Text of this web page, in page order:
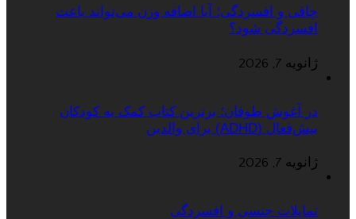
چاقی و افسردگی؛ آیا اضافه وزن می‌تواند باعث
افسردگی شود؟
ژانویه 7, 2026
در آغوش طوفان؛ برترین کتاب کمک به کودکان
بیش‌فعال (ADHD) برای والدین
ژانویه 7, 2026
تمایلات جنسی و افسردگی